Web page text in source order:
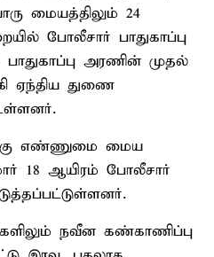
மையத்திலும் 24
போலீசார் பாதுகாப்பு
பாதுகாப்பு அரணின் முதல்
ஏந்திய துணை
எண்ணுமை மைய
18 ஆயிரம் போலீசார்
நவீன கண்காணிப்பு